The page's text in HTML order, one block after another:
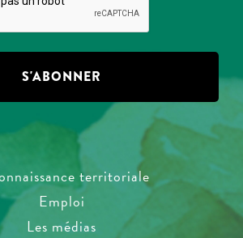
territoriale
Emploi
Les médias